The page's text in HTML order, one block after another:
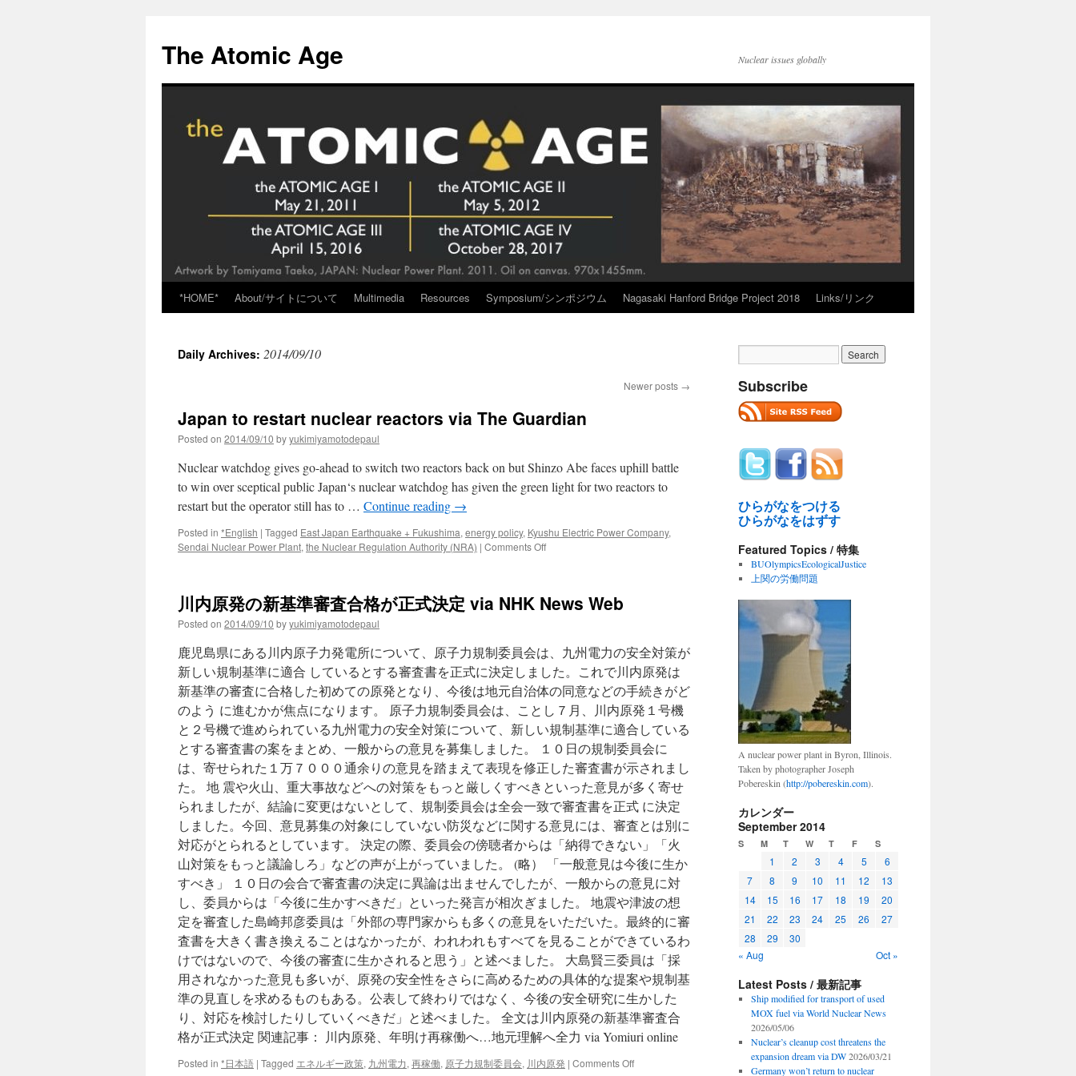
content
The Atomic Age Nuclear issues globally
*HOME* About/サイトについて Multimedia Resources Symposium/シンポジウム Nagasaki Hanford Bridge Project 2018 Links/リンク
Daily Archives: 2014/09/10
Newer posts →
Japan to restart nuclear reactors via The Guardian
Posted on 2014/09/10 byyukimiyamotodepaul
Nuclear watchdog gives go-ahead to switch two reactors back on but Shinzo Abe faces uphill battle
to win over sceptical public Japan‘s nuclear watchdog has given the green light for two reactors to
restart but the operator still has to … Continue reading →
Posted in *English | Tagged East Japan Earthquake + Fukushima, energy policy, Kyushu Electric Power Company,
Sendai Nuclear Power Plant, the Nuclear Regulation Authority (NRA) | Comments Offon
nuclear
The
Guardian
川内原発の新基準審査合格が正式決定 via NHK News Web
Posted on 2014/09/10 byyukimiyamotodepaul
鹿児島県にある川内原子力発電所について、原子力規制委員会は、九州電力の安全対策が
新しい規制基準に適合 しているとする審査書を正式に決定しました。これで川内原発は
新基準の審査に合格した初めての原発となり、今後は地元自治体の同意などの手続きがど
のよう に進むかが焦点になります。 原子力規制委員会は、ことし７月、川内原発１号機
と２号機で進められている九州電力の安全対策について、新しい規制基準に適合している
とする審査書の案をまとめ、一般からの意見を募集しました。 １０日の規制委員会に
は、寄せられた１万７０００通余りの意見を踏まえて表現を修正した審査書が示されまし
た。 地 震や火山、重大事故などへの対策をもっと厳しくすべきといった意見が多く寄せ
られましたが、結論に変更はないとして、規制委員会は全会一致で審査書を正式 に決定
しました。今回、意見募集の対象にしていない防災などに関する意見には、審査とは別に
対応がとられるとしています。 決定の際、委員会の傍聴者からは「納得できない」「火
山対策をもっと議論しろ」などの声が上がっていました。 (略） 「一般意見は今後に生か
すべき」 １０日の会合で審査書の決定に異論は出ませんでしたが、一般からの意見に対
し、委員からは「今後に生かすべきだ」といった発言が相次ぎました。 地震や津波の想
定を審査した島崎邦彦委員は「外部の専門家からも多くの意見をいただいた。最終的に審
査書を大きく書き換えることはなかったが、われわれもすべてを見ることができているわ
けではないので、今後の審査に生かされると思う」と述べました。 大島賢三委員は「採
用されなかった意見も多いが、原発の安全性をさらに高めるための具体的な提案や規制基
準の見直しを求めるものもある。公表して終わりではなく、今後の安全研究に生かした
り、対応を検討したりしていくべきだ」と述べました。 全文は川内原発の新基準審査合
格が正式決定 関連記事： 川内原発、年明け再稼働へ…地元理解へ全力 via Yomiuri online
Posted in *日本語 | Tagged エネルギー政策, 九州電力, 再稼働, 原子力規制委員会, 川内原発 | Comments Offon
Subscribe
ひらがなをつける
ひらがなをはずす
Featured Topics / 特集
BUOlympicsEcologicalJustice
上関の労働問題
A nuclear power plant in Byron, Illinois.
Taken by photographer Joseph
Pobereskin (http://pobereskin.com).
カレンダー
September 2014
S M T W T F S
1 2 3 4 5
6
7
8 9 10 11 12
13
14
15 16 17 18 19
20
21
22 23 24 25 26
27
28
29
30
« Aug
Oct »
Latest Posts / 最新記事
Ship modified for transport of used
MOX fuel via World Nuclear News
2026/05/06
Nuclear’s cleanup cost threatens the
expansion dream via DW 2026/03/21
Germany won’t return to nuclear